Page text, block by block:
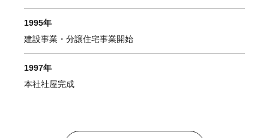
1995年
建設事業・分譲住宅事業開始
1997年
本社社屋完成